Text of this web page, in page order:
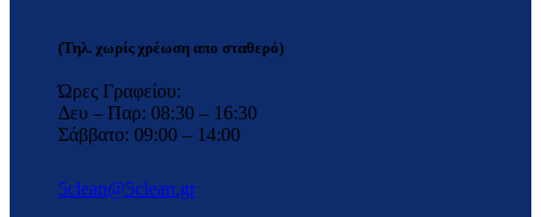
(Τηλ. χωρίς χρέωση απο σταθερό)
Ώρες Γραφείου:
Δευ – Παρ: 08:30 – 16:30
Σάββατο: 09:00 – 14:00
5clean@5clean.gr